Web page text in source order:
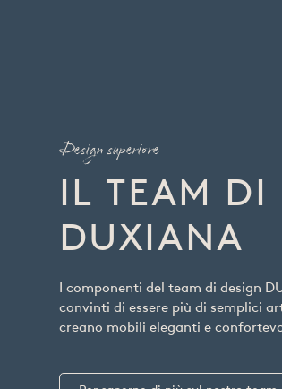
Design superiore
IL TEAM DI
DUXIANA
I componenti del team di design
convinti di essere più di semplici
creano mobili eleganti e